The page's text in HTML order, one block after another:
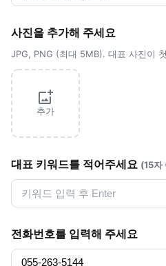
사진을 추가해 주세요
JPG, PNG (최대 5MB). 대표 사진이
추가
대표 키워드를 적어주세요 (15자
전화번호를 입력해 주세요